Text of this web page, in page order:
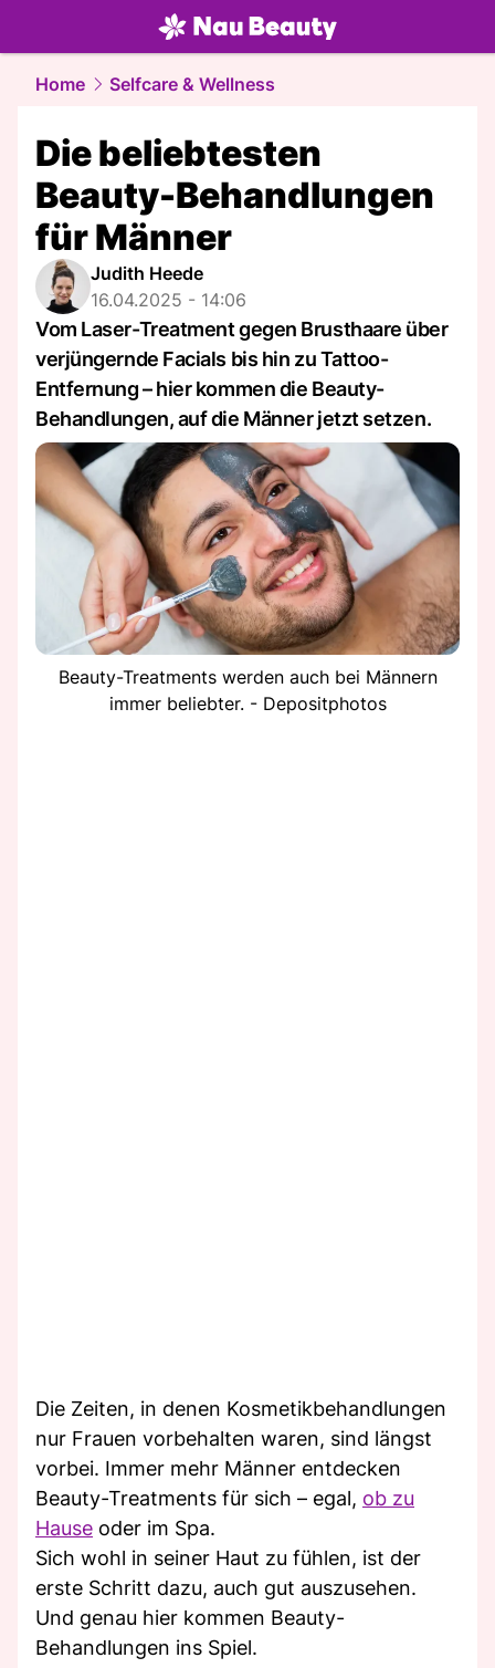
beauty.NAU.ch
Home Selfcare & Wellness
Die beliebtesten
Beauty-Behandlungen
für Männer
Judith Heede
16.04.2025 - 14:06
Vom Laser-Treatment gegen Brusthaare über
verjüngernde Facials bis hin zu Tattoo-
Entfernung – hier kommen die Beauty-
Behandlungen, auf die Männer jetzt setzen.
Beauty-Treatments werden auch bei Männern
immer beliebter. - Depositphotos
Die Zeiten, in denen Kosmetikbehandlungen
nur Frauen vorbehalten waren, sind längst
vorbei. Immer mehr Männer entdecken
Beauty-Treatments für sich – egal, ob zu
Hause oder im Spa.
Sich wohl in seiner Haut zu fühlen, ist der
erste Schritt dazu, auch gut auszusehen.
Und genau hier kommen Beauty-
Behandlungen ins Spiel.